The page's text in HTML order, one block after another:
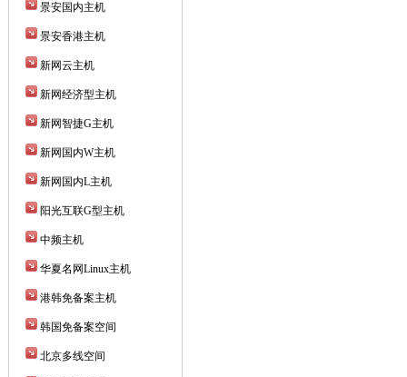
景安国内主机
景安香港主机
新网云主机
新网经济型主机
新网智捷G主机
新网国内W主机
新网国内L主机
阳光互联G型主机
中频主机
华夏名网Linux主机
港韩免备案主机
韩国免备案空间
北京多线空间